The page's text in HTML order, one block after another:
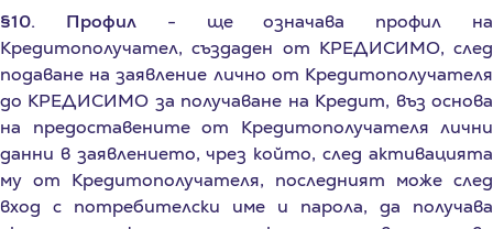
Кредитополучател, създаден от КРЕДИСИМО, след
подаване на заявление лично от Кредитополучателя
до КРЕДИСИМО за получаване на Кредит, въз основа
на предоставените от Кредитополучателя лични
данни в заявлението, чрез който, след активацията
му от Кредитополучателя, последният може след
вход с потребителски име и парола, да получава
актуална информация, да кандидатства за нови
Кредити, да редактира и актуализира своите лични